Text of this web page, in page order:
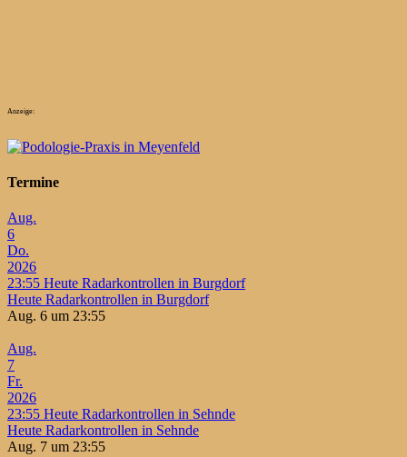
Anzeige:
Termine
Aug.
6
Do.
2026
23:55 Heute Radarkontrollen in Burgdorf
Heute Radarkontrollen in Burgdorf
Aug. 6 um 23:55
Aug.
7
Fr.
2026
23:55 Heute Radarkontrollen in Sehnde
Heute Radarkontrollen in Sehnde
Aug. 7 um 23:55